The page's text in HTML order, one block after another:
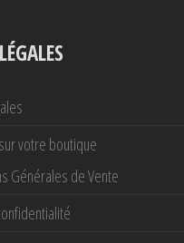
votre boutique
Générales de Vente